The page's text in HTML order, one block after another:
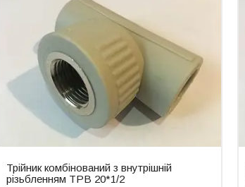
Трійник комбінований з внутрішній
різьбленням ТРВ 20*1/2